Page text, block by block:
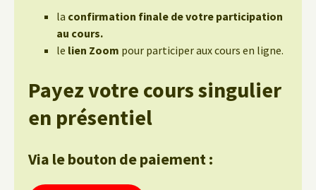
la confirmation finale de votre participation
au cours.
le lien Zoom pour participer aux cours en ligne.
Payez votre cours singulier
en présentiel
Via le bouton de paiement :